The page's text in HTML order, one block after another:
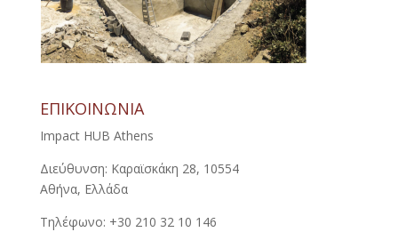
ΕΠΙΚΟΙΝΩΝΙΑ
Impact HUB Athens
Διεύθυνση: Καραϊσκάκη 28, 10554
Αθήνα, Ελλάδα
Τηλέφωνο: +30 210 32 10 146